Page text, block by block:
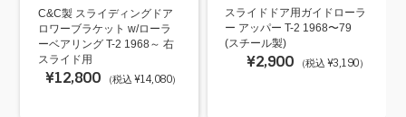
C&C製 スライディングドア
ロワーブラケット w/ローラ
ーベアリング T-2 1968～ 右
スライド用
¥12,800 （税込 ¥14,080）
スライドドア用ガイドローラ
ー アッパー T-2 1968〜79
(スチール製)
¥2,900 （税込 ¥3,190）